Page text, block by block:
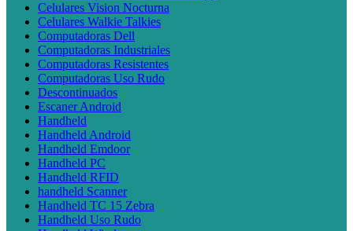
Celulares Vision Nocturna
Celulares Walkie Talkies
Computadoras Dell
Computadoras Industriales
Computadoras Resistentes
Computadoras Uso Rudo
Descontinuados
Escaner Android
Handheld
Handheld Android
Handheld Emdoor
Handheld PC
Handheld RFID
handheld Scanner
Handheld TC 15 Zebra
Handheld Uso Rudo